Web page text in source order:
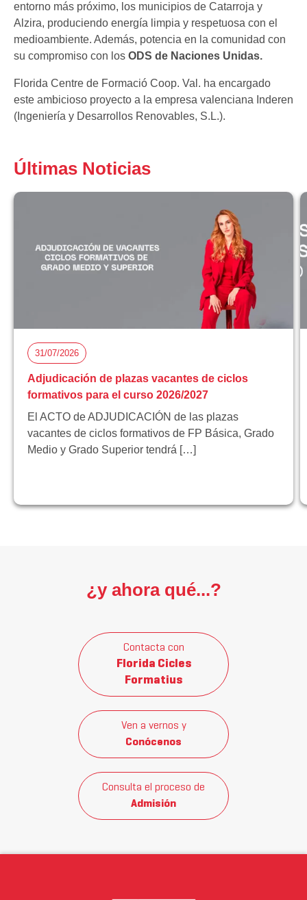
entorno más próximo, los municipios de Catarroja y
Alzira, produciendo energía limpia y respetuosa con el
medioambiente. Además, potencia en la comunidad con
su compromiso con los ODS de Naciones Unidas.
Florida Centre de Formació Coop. Val. ha encargado
este ambicioso proyecto a la empresa valenciana Inderen
(Ingeniería y Desarrollos Renovables, S.L.).
Últimas Noticias
31/07/2026
Adjudicación de plazas vacantes de ciclos
formativos para el curso 2026/2027
El ACTO de ADJUDICACIÓN de las plazas
vacantes de ciclos formativos de FP Básica, Grado
Medio y Grado Superior tendrá […]
¿y ahora qué...?
Contacta con
Florida Cicles
Formatius
Ven a vernos y
Conócenos
Consulta el proceso de
Admisión